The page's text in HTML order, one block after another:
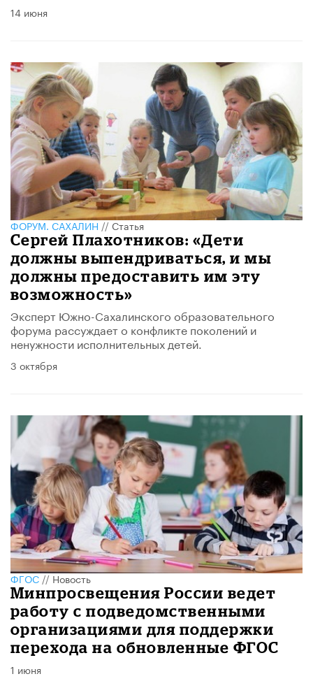
14 июня
ФОРУМ. САХАЛИН//Статья
Сергей Плахотников: «Дети
должны выпендриваться, и мы
должны предоставить им эту
возможность»
Эксперт Южно-Сахалинского образовательного
форума рассуждает о конфликте поколений и
ненужности исполнительных детей.
3 октября
ФГОС//Новость
Минпросвещения России ведет
работу с подведомственными
организациями для поддержки
перехода на обновленные ФГОС
1 июня